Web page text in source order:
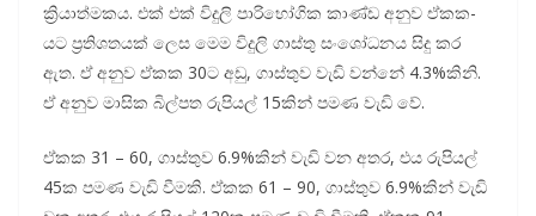
ක්‍රියා­ත්ම­කය. එක් එක් විදුලි පාරි­භෝ­ගික කාණ්ඩ අනුව ඒක­ක­
යට ප්‍රති­ශ­ත­යක් ලෙස මෙම විදුලි ගාස්තු සංශෝ­ධ­නය සිදු කර
ඇත. ඒ අනුව ඒකක 30ට අඩු, ගාස්තුව වැඩි වන්නේ 4.3%කිනි.
ඒ අනුව මාසික බිල්පත රුපි­යල් 15කින් පමණ වැඩි වේ.
ඒකක 31 – 60, ගාස්තුව 6.9%කින් වැඩි වන අතර, එය රුපි­යල්
45ක පමණ වැඩි වීමකි. ඒකක 61 – 90, ගාස්තුව 6.9%කින් වැඩි